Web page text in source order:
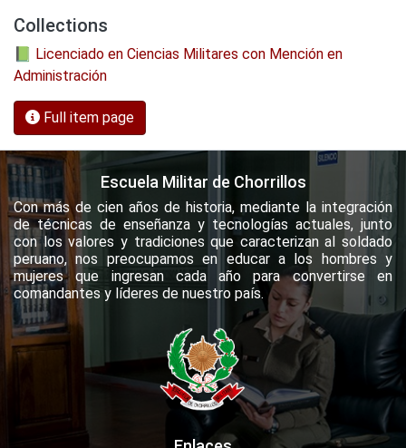
Collections
📗 Licenciado en Ciencias Militares con Mención en
Administración
Full item page
Escuela Militar de Chorrillos
Con más de cien años de historia, mediante la integración
de técnicas de enseñanza y tecnologías actuales, junto
con los valores y tradiciones que caracterizan al soldado
peruano, nos preocupamos en educar a los hombres y
mujeres que ingresan cada año para convertirse en
comandantes y líderes de nuestro país.